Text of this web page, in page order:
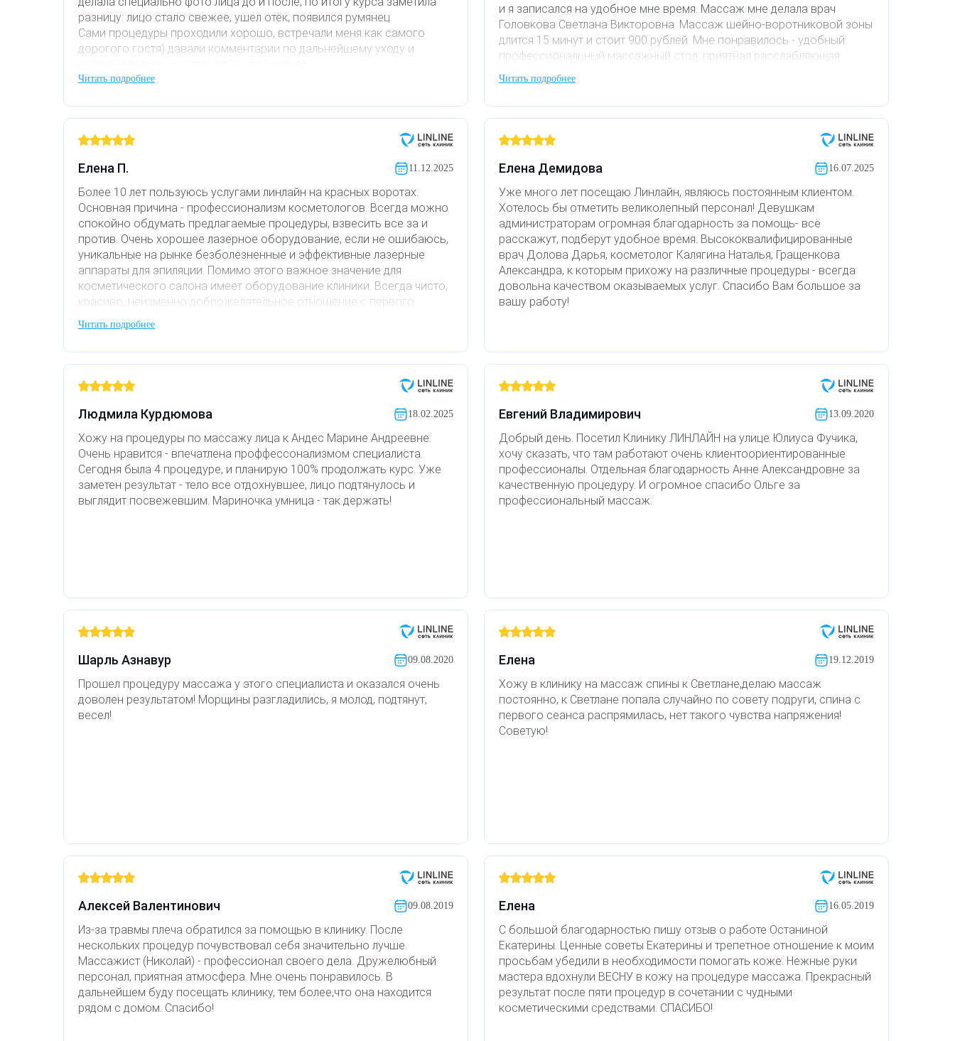
разницу: лицо стало свежее, ушел отёк, появился румянец
Сами процедуры проходили хорошо, встречали меня как самого
дорогого гостя) давали комментарии по дальнейшему уходу и
Я довольна! Клинику посещаю не первый раз,ранее делала нити,а так
только появилась возможность делать и массаж,возможность не
упустила. Все,кто там работают,профессионалы своего дела
Читать подробнее
и я записался на удобное мне время. Массаж мне делала врач
Головкова Светлана Викторовна. Массаж шейно-воротниковой зоны
длится 15 минут и стоит 900 рублей. Мне понравилось - удобный
профессиональный массажный стол. приятная расслабляющая
музыка. После массажа предлагают полежать минуты 3-5, а потом, в
холле, еще предлагают попить чаю или кофе. В общем, я остался
доволен, буду рекомендовать знакомым и родным
Читать подробнее
Елена П. 11.12.2025
Более 10 лет пользуюсь услугами линлайн на красных воротах.
Основная причина - профессионализм косметологов. Всегда можно
спокойно обдумать предлагаемые процедуры, взвесить все за и
против. Очень хорошее лазерное оборудование, если не ошибаюсь,
уникальные на рынке безболезненные и эффективные лазерные
аппараты для эпиляции. Помимо этого важное значение для
косметического салона имеет оборудование клиники. Всегда чисто,
красиво, неизменно доброжелательное отношение с первого
визита. Ароматерапия, релакс фм в кабинете массажа. Также для
меня важно расположение клиники, для регулярных визитов это
имеет значение. Удобно добраться и от чистых, и от красных ворот.
Большое спасибо Черниженко Ирине ( Карпова) за
профессионализм и ответственный подход к процедурам.
Присоединюсь к отзывам про замечательный массаж (много видов),
которые Ирина филигранно выполняет
Читать подробнее
Елена Демидова 16.07.2025
Уже много лет посещаю Линлайн, являюсь постоянным клиентом.
Хотелось бы отметить великолепный персонал! Девушкам
администраторам огромная благодарность за помощь- всё
расскажут, подберут удобное время. Высококвалифицированные
врач Долова Дарья, косметолог Калягина Наталья, Гращенкова
Александра, к которым прихожу на различные процедуры - всегда
довольна качеством оказываемых услуг. Спасибо Вам большое за
вашу работу!
Людмила Курдюмова 18.02.2025
Хожу на процедуры по массажу лица к Андес Марине Андреевне.
Очень нравится - впечатлена проффессонализмом специалиста.
Сегодня была 4 процедуре, и планирую 100% продолжать курс. Уже
заметен результат - тело все отдохнувшее, лицо подтянулось и
выглядит посвежевшим. Мариночка умница - так держать!
Евгений Владимирович 13.09.2020
Добрый день. Посетил Клинику ЛИНЛАЙН на улице Юлиуса Фучика,
хочу сказать, что там работают очень клиентоориентированные
профессионалы. Отдельная благодарность Анне Александровне за
качественную процедуру. И огромное спасибо Ольге за
профессиональный массаж.
Шарль Азнавур 09.08.2020
Прошел процедуру массажа у этого специалиста и оказался очень
доволен результатом! Морщины разгладились, я молод, подтянут,
весел!
Елена 19.12.2019
Хожу в клинику на массаж спины к Светлане,делаю массаж
постоянно, к Светлане попала случайно по совету подруги, спина с
первого сеанса распрямилась, нет такого чувства напряжения!
Советую!
Алексей Валентинович 09.08.2019
Из-за травмы плеча обратился за помощью в клинику. После
нескольких процедур почувствовал себя значительно лучше.
Массажист (Николай) - профессионал своего дела. Дружелюбный
персонал, приятная атмосфера. Мне очень понравилось. В
дальнейшем буду посещать клинику, тем более,что она находится
рядом с домом. Спасибо!
Елена 16.05.2019
С большой благодарностью пишу отзыв о работе Останиной
Екатерины. Ценные советы Екатерины и трепетное отношение к моим
просьбам убедили в необходимости помогать коже. Нежные руки
мастера вдохнули ВЕСНУ в кожу на процедуре массажа. Прекрасный
результат после пяти процедур в сочетании с чудными
косметическими средствами. СПАСИБО!
Лечение прыщей (угревой сыпи)
Удаление веснушек
Удаление сосудистых звездочек
Лечение псориаза
Лазерный пилинг
Лазерное удаление рубцов
Удаление рубцов
Лазерное лечение постакне
Омоложение QOOLGLOW
QOOL- омоложение
Карбоновый пилинг
Интимное лазерное омоложение
Лазерная подтяжка кожи на бедрах и коленях
Лазерное омоложение груди
Фотодинамическая терапия HELEO™
Удалить носогубные складки
Удалить рубцы
Поднять брови
Вылечить расширенные поры
Избавиться от комедонов на лице
Избавиться от пигментных пятен на лице
Остановить выпадение волос
Сделать педикюр
Купить сертификат
Купить абонемент